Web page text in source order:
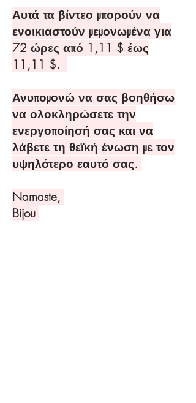
Αυτά τα βίντεο μπορούν να
ενοικιαστούν μεμονωμένα για
72 ώρες από 1,11 $ έως
11,11 $.
Ανυπομονώ να σας βοηθήσω
να ολοκληρώσετε την
ενεργοποίησή σας και να
λάβετε τη θεϊκή ένωση με τον
υψηλότερο εαυτό σας.
Namaste,
Bijou